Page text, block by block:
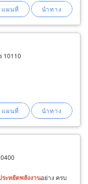
10110
ระหยัดพลังงานอย่าง ครบ